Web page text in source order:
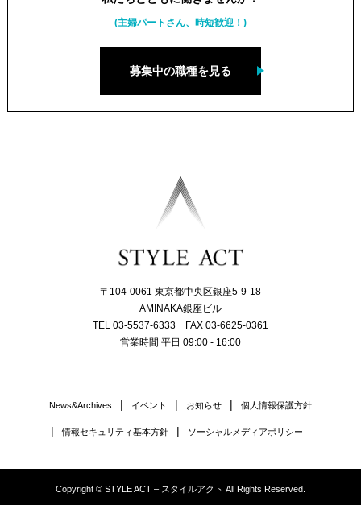
(主婦パートさん、時短歓迎！)
募集中の職種を見る
〒104-0061 東京都中央区銀座5-9-18
AMINAKA銀座ビル
TEL 03-5537-6333 FAX 03-6625-0361
営業時間 平日 09:00 - 16:00
News&Archives イベント お知らせ 個人情報保護方針
情報セキュリティ基本方針 ソーシャルメディアポリシー
Copyright © STYLE ACT – スタイルアクト All Rights Reserved.